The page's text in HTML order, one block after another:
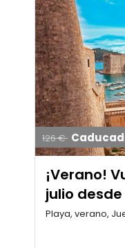
126 €
¡Verano!
julio
Playa, verano,